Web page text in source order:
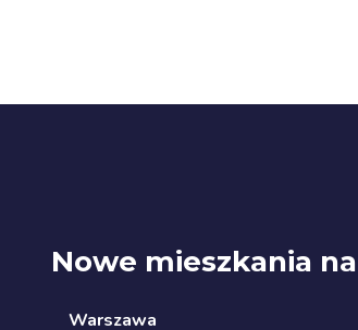
Nowe mieszkania
Warszawa